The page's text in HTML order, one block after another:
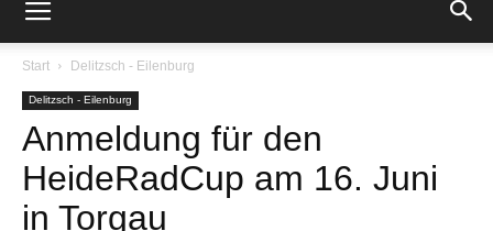
Start Delitzsch - Eilenburg
Delitzsch - Eilenburg
Anmeldung für den
HeideRadCup am 16. Juni
in Torgau